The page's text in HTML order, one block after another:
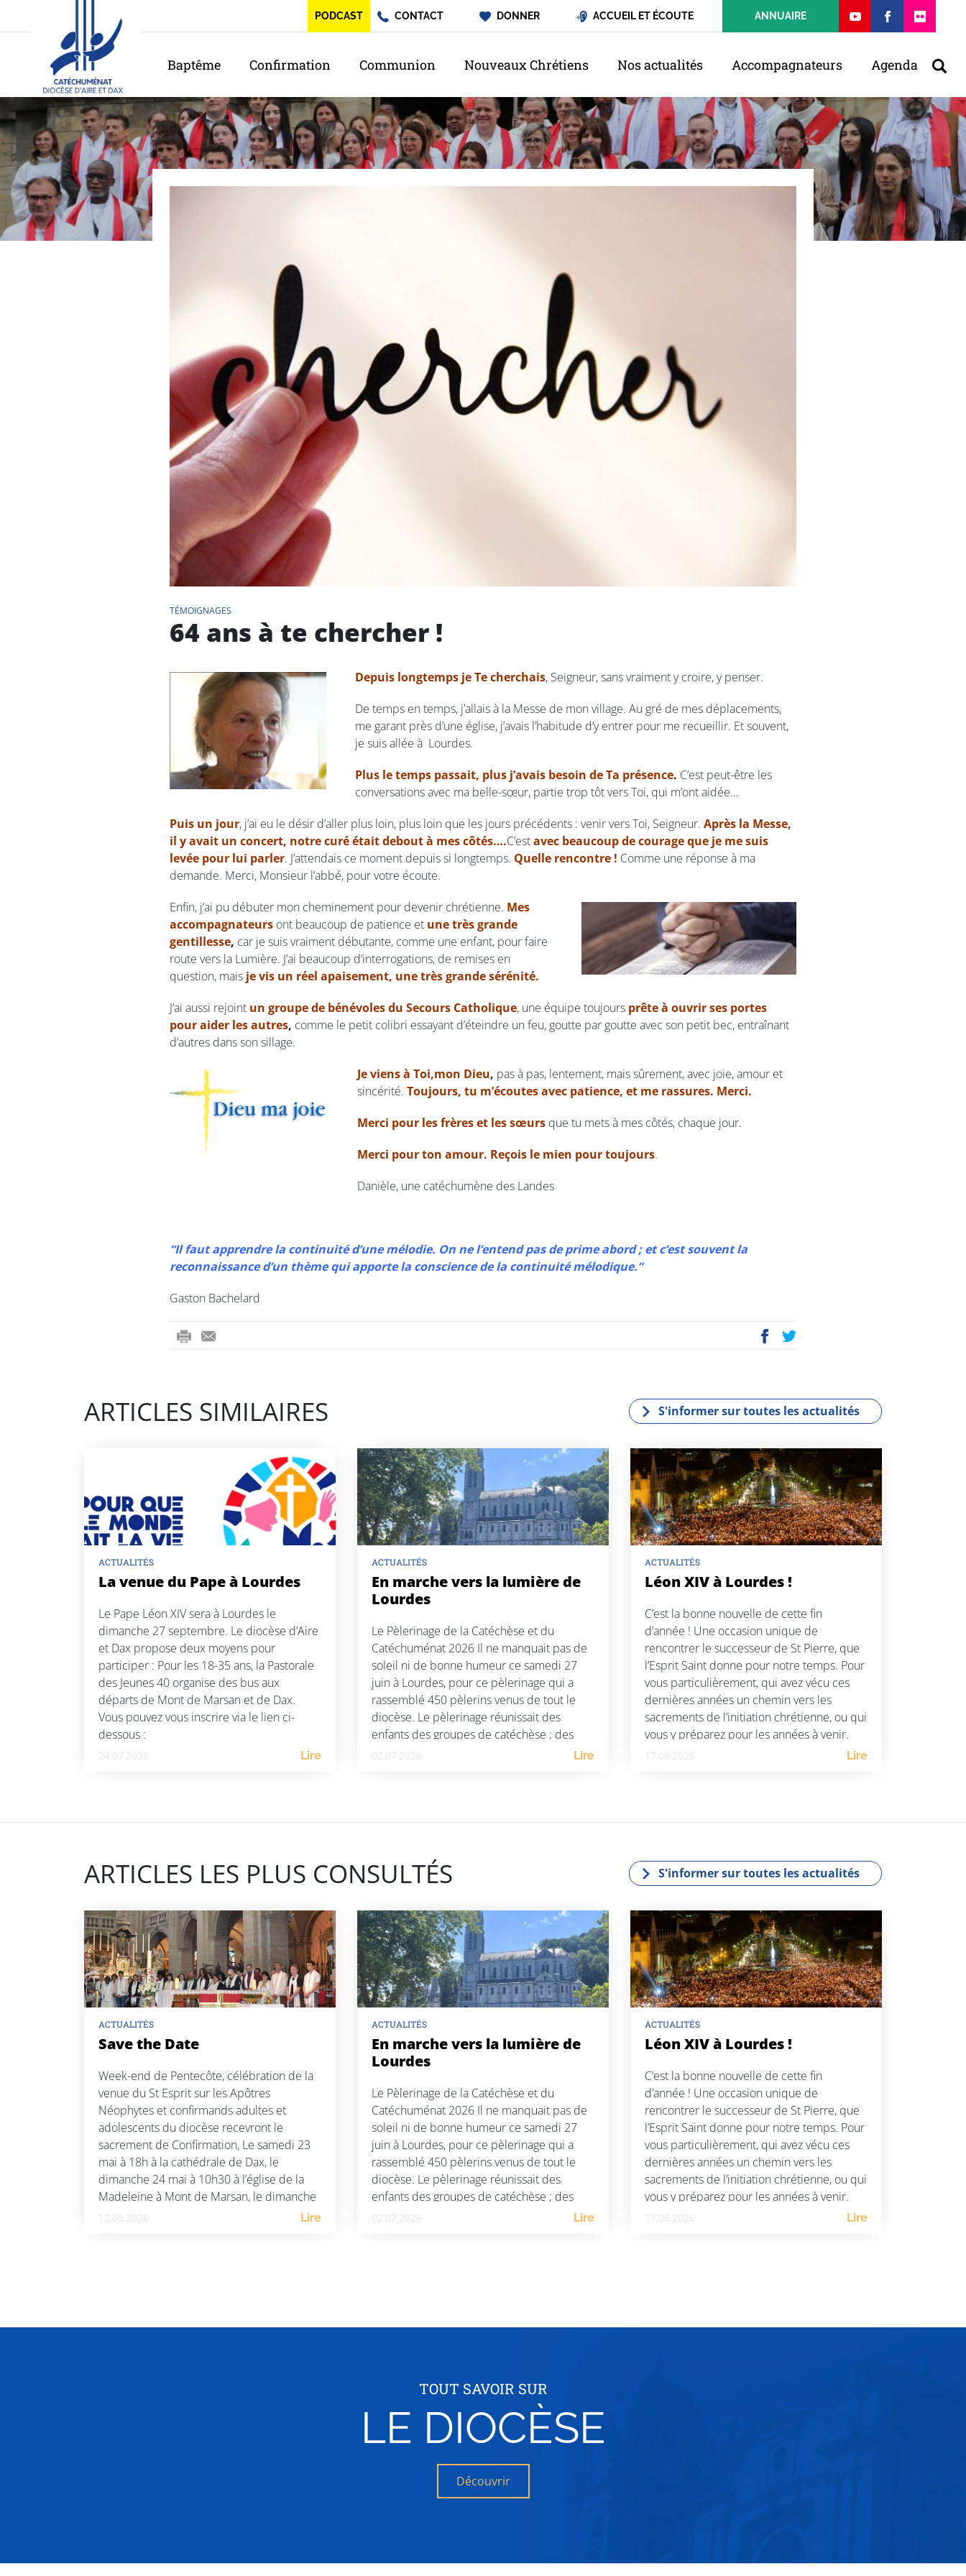
PODCAST CONTACT DONNER ACCUEIL ET ÉCOUTE ANNUAIRE
Baptême Confirmation Communion Nouveaux Chrétiens Nos actualités Accompagnateurs Agenda
TÉMOIGNAGES
64 ans à te chercher !
Depuis longtemps je Te cherchais, Seigneur, sans vraiment y croire, y penser.
De temps en temps, j’allais à la Messe de mon village. Au gré de mes déplacements,
me garant près d’une église, j’avais l’habitude d’y entrer pour me recueillir. Et souvent,
je suis allée à Lourdes.
Plus le temps passait, plus j’avais besoin de Ta présence. C’est peut-être les
conversations avec ma belle-sœur, partie trop tôt vers Toi, qui m’ont aidée…
Puis un jour, j’ai eu le désir d’aller plus loin, plus loin que les jours précédents : venir vers Toi, Seigneur. Après la Messe,
il y avait un concert, notre curé était debout à mes côtés….C’estavec beaucoup de courage que je me suis
levée pour lui parler. J’attendais ce moment depuis si longtemps. Quelle rencontre ! Comme une réponse à ma
demande. Merci, Monsieur l’abbé, pour votre écoute.
Enfin, j’ai pu débuter mon cheminement pour devenir chrétienne. Mes
accompagnateurs ont beaucoup de patience et une très grande
gentillesse, car je suis vraiment débutante, comme une enfant, pour faire
route vers la Lumière. J’ai beaucoup d’interrogations, de remises en
question, mais je vis un réel apaisement, une très grande sérénité.
J’ai aussi rejoint un groupe de bénévoles du Secours Catholique, une équipe toujours prête à ouvrir ses portes
pour aider les autres, comme le petit colibri essayant d’éteindre un feu, goutte par goutte avec son petit bec, entraînant
d’autres dans son sillage.
Je viens à Toi,mon Dieu, pas à pas, lentement, mais sûrement, avec joie, amour et
sincérité. Toujours, tu m’écoutes avec patience, et me rassures. Merci.
Merci pour les frères et les sœurs que tu mets à mes côtés, chaque jour.
Merci pour ton amour. Reçois le mien pour toujours.
Danièle, une catéchumène des Landes
“Il faut apprendre la continuité d’une mélodie. On ne l’entend pas de prime abord ; et c’est souvent la
reconnaissance d’un thème qui apporte la conscience de la continuité mélodique.”
Gaston Bachelard
ri
-
ac
k
wi
ARTICLES SIMILAIRES S'informer sur toutes les actualités
ACTUALITÉS
La venue du Pape à Lourdes
Le Pape Léon XIV sera à Lourdes le
dimanche 27 septembre. Le diocèse d’Aire
et Dax propose deux moyens pour
participer : Pour les 18-35 ans, la Pastorale
des Jeunes 40 organise des bus aux
départs de Mont de Marsan et de Dax.
Vous pouvez vous inscrire via le lien ci-
dessous :
https://cathosjeunes40.diocese40.fr/venue-
24.07.2026 Lire
ACTUALITÉS
En marche vers la lumière de
Lourdes
Le Pèlerinage de la Catéchèse et du
Catéchuménat 2026 Il ne manquait pas de
soleil ni de bonne humeur ce samedi 27
juin à Lourdes, pour ce pèlerinage qui a
rassemblé 450 pèlerins venus de tout le
diocèse. Le pèlerinage réunissait des
enfants des groupes de catéchèse ; des
adolescents venant des aumôneries ; des
02.07.2026 Lire
ACTUALITÉS
Léon XIV à Lourdes !
C’est la bonne nouvelle de cette fin
d’année ! Une occasion unique de
rencontrer le successeur de St Pierre, que
l’Esprit Saint donne pour notre temps. Pour
vous particulièrement, qui avez vécu ces
dernières années un chemin vers les
sacrements de l’initiation chrétienne, ou qui
vous y préparez pour les années à venir.
Rencontrer le Pape, […]
17.06.2026 Lire
ARTICLES LES PLUS CONSULTÉS S'informer sur toutes les actualités
ACTUALITÉS
Save the Date
Week-end de Pentecôte, célébration de la
venue du St Esprit sur les Apôtres
Néophytes et confirmands adultes et
adolescents du diocèse recevront le
sacrement de Confirmation, Le samedi 23
mai à 18h à la cathédrale de Dax, le
dimanche 24 mai à 10h30 à l’église de la
Madeleine à Mont de Marsan, le dimanche
24 […]
12.05.2026 Lire
ACTUALITÉS
En marche vers la lumière de
Lourdes
Le Pèlerinage de la Catéchèse et du
Catéchuménat 2026 Il ne manquait pas de
soleil ni de bonne humeur ce samedi 27
juin à Lourdes, pour ce pèlerinage qui a
rassemblé 450 pèlerins venus de tout le
diocèse. Le pèlerinage réunissait des
enfants des groupes de catéchèse ; des
adolescents venant des aumôneries ; des
02.07.2026 Lire
ACTUALITÉS
Léon XIV à Lourdes !
C’est la bonne nouvelle de cette fin
d’année ! Une occasion unique de
rencontrer le successeur de St Pierre, que
l’Esprit Saint donne pour notre temps. Pour
vous particulièrement, qui avez vécu ces
dernières années un chemin vers les
sacrements de l’initiation chrétienne, ou qui
vous y préparez pour les années à venir.
Rencontrer le Pape, […]
17.06.2026 Lire
TOUT SAVOIR SUR
LE DIOCÈSE
Découvrir